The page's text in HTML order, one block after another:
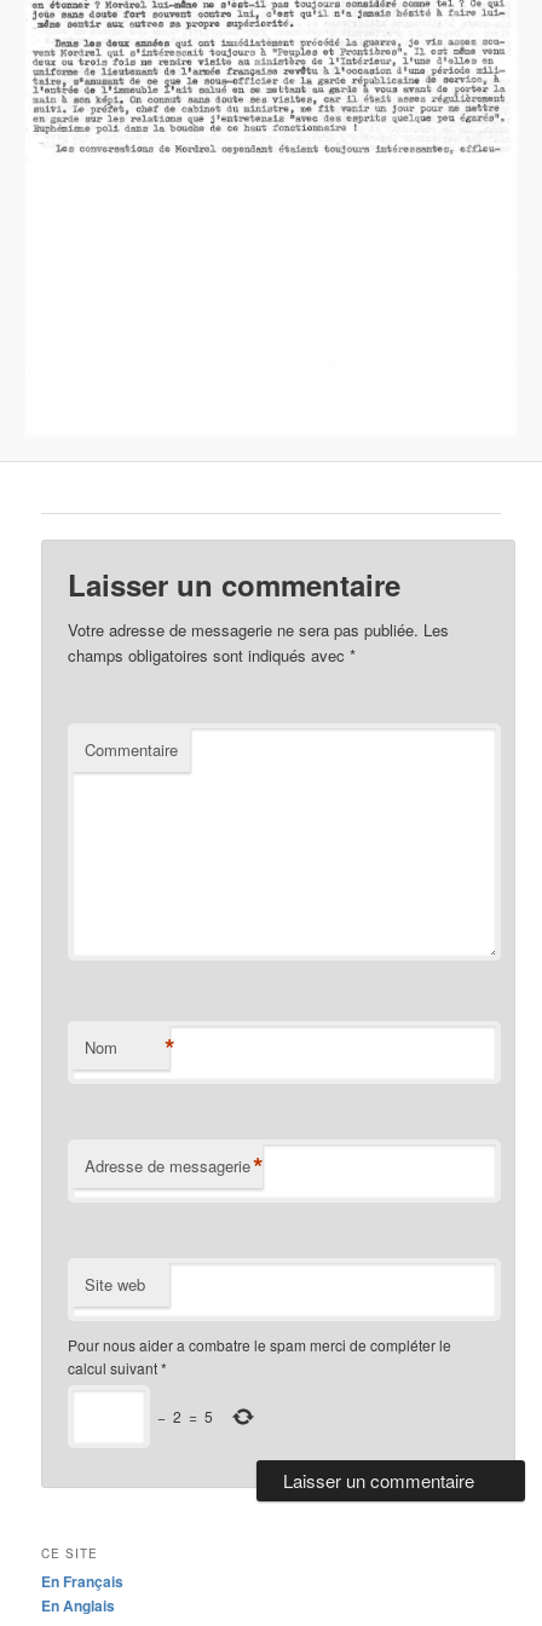
Laisser un commentaire
Votre adresse de messagerie ne sera pas publiée. Les
champs obligatoires sont indiqués avec*
Commentaire
Nom *
Adresse de messagerie*
Site web
Pour nous aider a combatre le spam merci de compléter le
calcul suivant*
− 2 = 5
CE SITE
En Français
En Anglais